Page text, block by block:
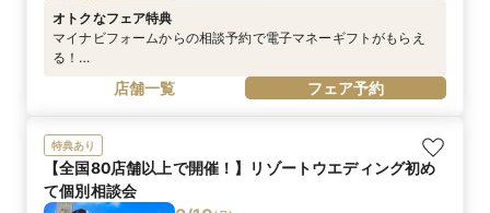
オトクなフェア特典
マイナビフォームからの相談予約で電子マネーギフトがもらえ
る！
https://wedding.mynavi.jp/contents/special_contents/couple
_cp/※詳細はマイナビウエディングサイトにてご確認ください
店舗一覧 フェア予約
特典あり
【全国80店舗以上で開催！】リゾートウエディング初め
て個別相談会